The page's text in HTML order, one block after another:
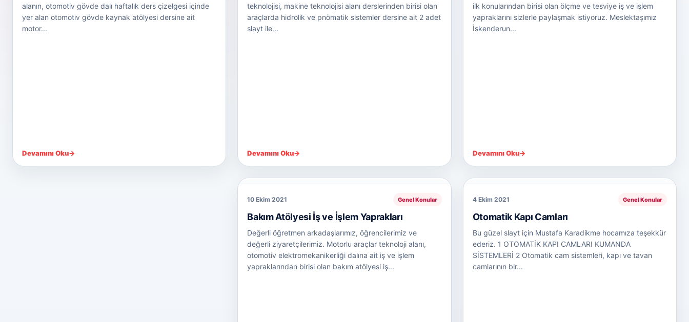
alanın, otomotiv gövde dalı haftalık ders çizelgesi içinde
yer alan otomotiv gövde kaynak atölyesi dersine ait
motor...
Devamını Oku→
teknolojisi, makine teknolojisi alanı derslerinden birisi olan
araçlarda hidrolik ve pnömatik sistemler dersine ait 2 adet
slayt ile...
Devamını Oku→
ilk konularından birisi olan ölçme ve tesviye iş ve işlem
yapraklarını sizlerle paylaşmak istiyoruz. Meslektaşımız
İskenderun...
Devamını Oku→
10 Ekim 2021 Genel Konular
Bakım Atölyesi İş ve İşlem Yaprakları
Değerli öğretmen arkadaşlarımız, öğrencilerimiz ve
değerli ziyaretçilerimiz. Motorlu araçlar teknoloji alanı,
otomotiv elektromekanikerliği dalına ait iş ve işlem
yapraklarından birisi olan bakım atölyesi iş...
4 Ekim 2021 Genel Konular
Otomatik Kapı Camları
Bu güzel slayt için Mustafa Karadikme hocamıza teşekkür
ederiz. 1 OTOMATİK KAPI CAMLARI KUMANDA
SİSTEMLERİ 2 Otomatik cam sistemleri, kapı ve tavan
camlarının bir...